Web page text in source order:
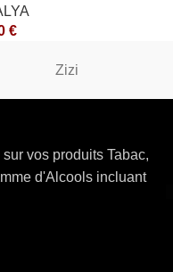
€
Zizi
vos produits Tabac,
d'Alcools incluant